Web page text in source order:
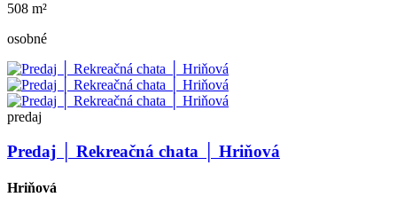
508 m²
osobné
predaj
Predaj │ Rekreačná chata │ Hriňová
Hriňová